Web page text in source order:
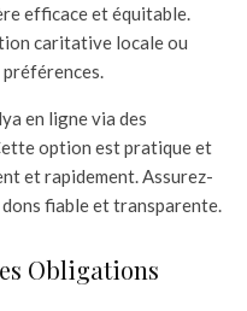
efficace et équitable.
caritative locale ou
en ligne via des
option est pratique et
et rapidement. Assurez-
fiable et transparente.
Obligations